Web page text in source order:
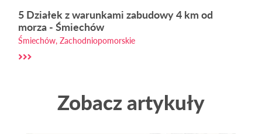
5 Działek z warunkami zabudowy 4 km od
morza - Śmiechów
Śmiechów, Zachodniopomorskie
Zobacz artykuły